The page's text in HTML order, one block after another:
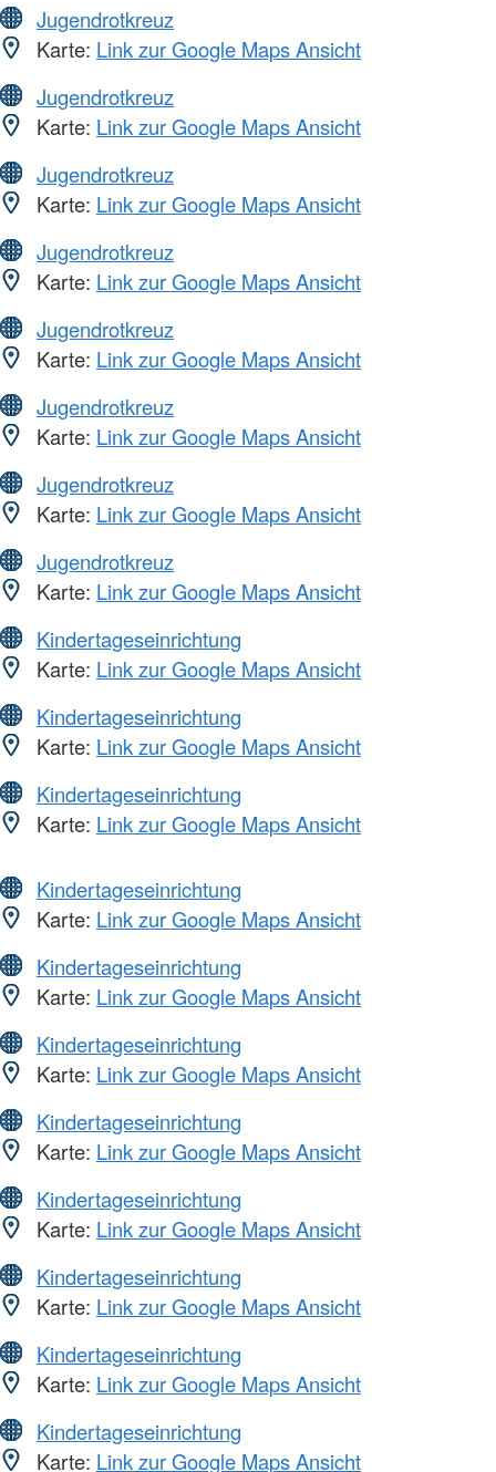
Jugendrotkreuz
Karte: Link zur Google Maps Ansicht
Jugendrotkreuz
Karte: Link zur Google Maps Ansicht
Jugendrotkreuz
Karte: Link zur Google Maps Ansicht
Jugendrotkreuz
Karte: Link zur Google Maps Ansicht
Jugendrotkreuz
Karte: Link zur Google Maps Ansicht
Jugendrotkreuz
Karte: Link zur Google Maps Ansicht
Jugendrotkreuz
Karte: Link zur Google Maps Ansicht
Jugendrotkreuz
Karte: Link zur Google Maps Ansicht
Kindertageseinrichtung
Karte: Link zur Google Maps Ansicht
Kindertageseinrichtung
Karte: Link zur Google Maps Ansicht
Kindertageseinrichtung
Karte: Link zur Google Maps Ansicht
Kindertageseinrichtung
Karte: Link zur Google Maps Ansicht
Kindertageseinrichtung
Karte: Link zur Google Maps Ansicht
Kindertageseinrichtung
Karte: Link zur Google Maps Ansicht
Kindertageseinrichtung
Karte: Link zur Google Maps Ansicht
Kindertageseinrichtung
Karte: Link zur Google Maps Ansicht
Kindertageseinrichtung
Karte: Link zur Google Maps Ansicht
Kindertageseinrichtung
Karte: Link zur Google Maps Ansicht
Kindertageseinrichtung
Karte: Link zur Google Maps Ansicht